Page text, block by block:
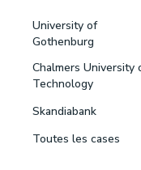
University of
Gothenburg
Chalmers University
Technology
Skandiabank
Toutes les cases